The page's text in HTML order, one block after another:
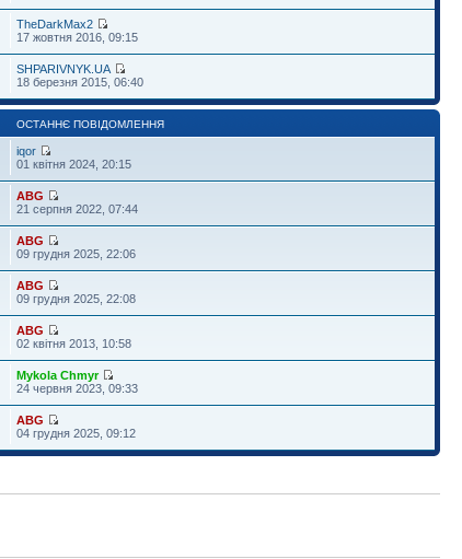
TheDarkMax2
17 жовтня 2016, 09:15
SHPARIVNYK.UA
18 березня 2015, 06:40
ОСТАННЄ ПОВІДОМЛЕННЯ
iqor
01 квітня 2024, 20:15
ABG
21 серпня 2022, 07:44
ABG
09 грудня 2025, 22:06
ABG
09 грудня 2025, 22:08
ABG
02 квітня 2013, 10:58
Mykola Chmyr
24 червня 2023, 09:33
ABG
04 грудня 2025, 09:12